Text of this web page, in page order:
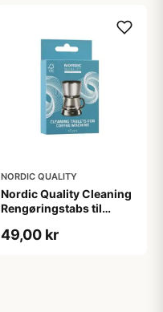
NORDIC QUALITY
Nordic Quality Cleaning
Rengøringstabs til
49,00 kr